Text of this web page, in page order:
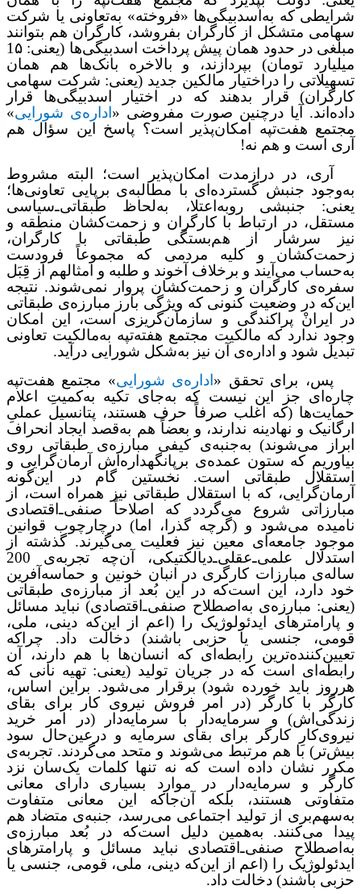
شرایطی که به‌اسدبیگی‌ها «فروخته» به‌تعاونی یا شرکت
سهامی متشکل از ‌کارگران بفروشد، کارگران هم بتوانند
مبلغی در حدود همان پیش پرداخت اسدبیگی‌ها (یعنی: 1۵
میلیارد تومان) بپردازند، و بالاخره بانک‌ها هم همان
تسهیلاتی را دراختیار مالکین جدید (یعنی: شرکت‌ سهامی
کارگران) قرار بدهند که در اختیار اسدبیگی‌ها قرار
داده‌اند. آیا درچنین صورت مفروضی «اداره‌ی شورایی»
مجتمع هفت‌تپه امکان‌پذیر است؟ پاسخ این سؤال هم
آری است و هم نه!
آری، در درازمدت امکان‌پذیر است؛ البته مشروط
به‌وجود جنبش گسترده‌ای با مطالبه‌ی برپایی تعاونی‌ها؛
یعنی: جنبشی روبه‌اعتلا‌، به‌لحاظ طبقاتی‌ـ‌سیاسی
مستقل، در ارتباط با کارگران و زحمت‌کشان منطقه و
نیز سرشار از هم‌بستگی طبقاتی با کارگران،
زحمت‌کشان و کلیه مردمی که مجموعاً فرودست
به‌حساب می‌آیند و برخلاف آخوند و طلبه و امثالهم از قِبَل
سفره‌ی کارگران و زحمت‌کشان پروار نمی‌شوند. نتیجه
این‌که در وضعیت کنونی که ویژگی بارز مبارزه‌ی طبقاتی
در ایرانْ پراکندگی و سازمان‌گریزی است، این امکان
وجود ندارد که مالکیت مجتمع هفته‌تپه به‌مالکیت تعاونی
تبدیل شود و اداره‌ی آن نیز به‌شکل شورایی درآید.
پس، برای تحقق «اداره‌ی شورایی» مجتمع هفت‌تپه
چاره‌ای جز این نیست که به‌جای تکیه به‌کمیتِ اعلام
حمایت‌ها (که اغلب صرفاً حرف هستند، پتانسیل عملیِ
ارگانیک و نهادینه ندارند، و بعضاً هم به‌قصد ایجاد انحراف
ابراز می‌شوند) به‌جنبه‌ی کیفی مبارزه‌ی طبقاتی روی
بیاوریم که ستون عمده‌ی برپانگهداره‌اش آرمان‌گرایی و
استقلال طبقاتی است. نخستین گام‌ در این‌گونه
آرمان‌گرایی، که با استقلال طبقاتی نیز همراه است، از
مبارزاتی شروع می‌گردد که اصلاحاً صنفی‌ـ‌اقتصادی
نامیده می‌شود و (گرچه گذرا، اما) درچارچوب قوانین
موجود جامعه‌ای معین نیز فعلیت می‌گیرند. گذشته از
استدلال علمی‌ـ‌عقلی‌ـ‌دیالکتیکی، آن‌چه تجربه‌ی 200
ساله‌ی مبارزات کارگری در انبان خونین و حماسه‌آفرین
خود دارد، این است‌که در این بُعد از مبارزه‌ی طبقاتی
(یعنی: مبارزه‌ی به‌اصطلاح صنفی‌ـ‌اقتصادی) نباید مسائل
و پارامترهای ایدئولوژیک را (اعم از این‌که دینی، ملی،
قومی، جنسی یا حزبی باشند) دخالت داد. چراکه
تعیین‌کننده‌ترین رابطه‌ای که انسان‌ها با هم دارند، آن
رابطه‌ای است که در جریان تولید (یعنی: تهیه نانی که
هرروز باید خورده شود) برقرار می‌شود. براین اساس،
کارگر با کارگر (در امر فروش نیروی کار برای بقای
زندگی‌اش) و سرمایه‌دار با سرمایه‌دار (در امر خرید
نیروی‌کارِ کارگر برای بقای سرمایه و درعین‌حال سود
بیش‌تر) با هم مرتبط می‌شوند و متحد می‌گردند. تجربه‌ی
مکرر نشان داده است که نه تنها کلمات یک‌سان نزد
کارگر و سرمایه‌دار در موارد بسیاری دارای معانی
متفاوتی هستند، بلکه آن‌جاکه این معانی متفاوت
به‌سهم‌بری از تولید اجتماعی می‌رسد، جنبه‌ی متضاد هم
پیدا می‌کنند. به‌همین دلیل است‌که در بُعد مبارزه‌ی
به‌اصطلاح صنفی‌ـ‌اقتصادی نباید مسائل و پارامترهای
ایدئولوژیک را (اعم از این‌که دینی، ملی، قومی، جنسی یا
حزبی باشند) دخالت داد.